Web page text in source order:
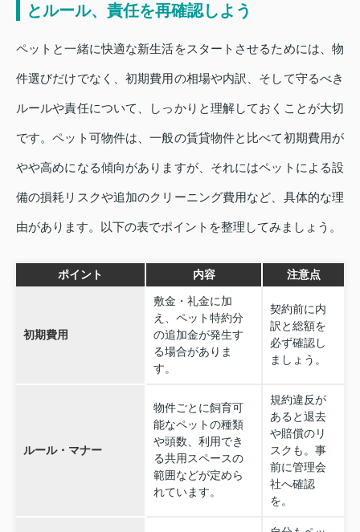
とルール、責任を再確認しよう
ペットと一緒に快適な新生活をスタートさせるためには、物
件選びだけでなく、初期費用の相場や内訳、そして守るべき
ルールや責任について、しっかりと理解しておくことが大切
です。ペット可物件は、一般の賃貸物件と比べて初期費用が
やや高めになる傾向がありますが、それにはペットによる設
備の損耗リスクや追加のクリーニング費用など、具体的な理
由があります。以下の表でポイントを整理してみましょう。
ポイント 内容 注意点
初期費用
敷金・礼金に加
え、ペット特約分
の追加金が発生す
る場合がありま
す。
契約前に内
訳と総額を
必ず確認し
ましょう。
ルール・マナー
物件ごとに飼育可
能なペットの種類
や頭数、利用でき
る共用スペースの
範囲などが定めら
れています。
規約違反が
あると退去
や賠償のリ
スクも。事
前に管理会
社へ確認
を。